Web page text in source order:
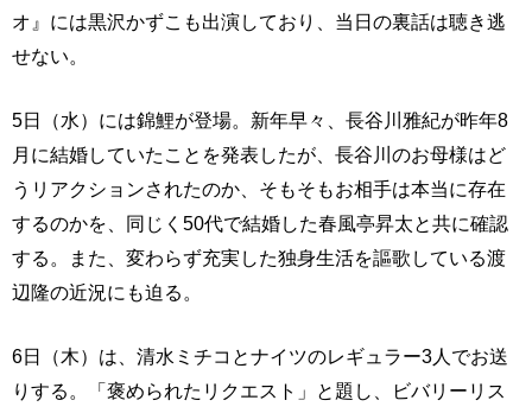
オ』には黒沢かずこも出演しており、当日の裏話は聴き逃
せない。
5日（水）には錦鯉が登場。新年早々、長谷川雅紀が昨年8
月に結婚していたことを発表したが、長谷川のお母様はど
うリアクションされたのか、そもそもお相手は本当に存在
するのかを、同じく50代で結婚した春風亭昇太と共に確認
する。また、変わらず充実した独身生活を謳歌している渡
辺隆の近況にも迫る。
6日（木）は、清水ミチコとナイツのレギュラー3人でお送
りする。「褒められたリクエスト」と題し、ビバリーリス